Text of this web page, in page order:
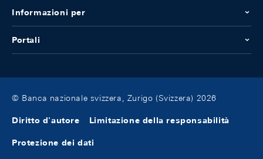
Informazioni per
Portali
© Banca nazionale svizzera, Zurigo (Svizzera) 2026
Diritto d'autore Limitazione della responsabilità
Protezione dei dati